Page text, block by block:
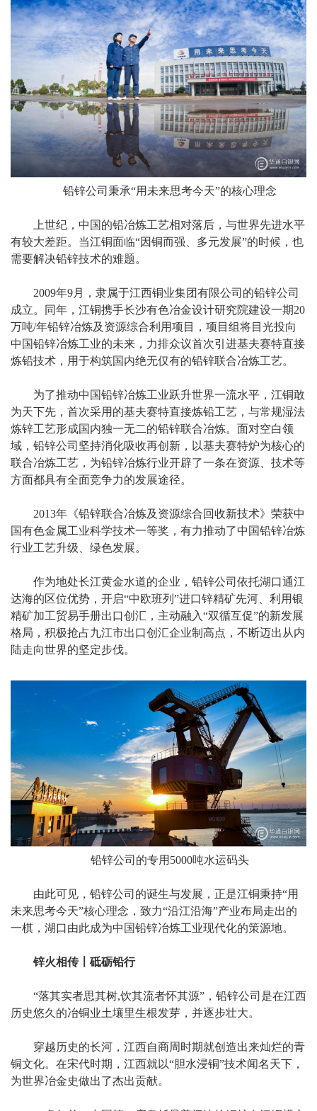
铅锌公司秉承“用未来思考今天”的核心理念
上世纪，中国的铅冶炼工艺相对落后，与世界先进水平
有较大差距。当江铜面临“因铜而强、多元发展”的时候，也
需要解决铅锌技术的难题。
2009年9月，隶属于江西铜业集团有限公司的铅锌公司
成立。同年，江铜携手长沙有色冶金设计研究院建设一期20
万吨/年铅锌冶炼及资源综合利用项目，项目组将目光投向
中国铅锌冶炼工业的未来，力排众议首次引进基夫赛特直接
炼铅技术，用于构筑国内绝无仅有的铅锌联合冶炼工艺。
为了推动中国铅锌冶炼工业跃升世界一流水平，江铜敢
为天下先，首次采用的基夫赛特直接炼铅工艺，与常规湿法
炼锌工艺形成国内独一无二的铅锌联合冶炼。面对空白领
域，铅锌公司坚持消化吸收再创新，以基夫赛特炉为核心的
联合冶炼工艺，为铅锌冶炼行业开辟了一条在资源、技术等
方面都具有全面竞争力的发展途径。
2013年《铅锌联合冶炼及资源综合回收新技术》荣获中
国有色金属工业科学技术一等奖，有力推动了中国铅锌冶炼
行业工艺升级、绿色发展。
作为地处长江黄金水道的企业，铅锌公司依托湖口通江
达海的区位优势，开启“中欧班列”进口锌精矿先河、利用银
精矿加工贸易手册出口创汇，主动融入“双循互促”的新发展
格局，积极抢占九江市出口创汇企业制高点，不断迈出从内
陆走向世界的坚定步伐。
铅锌公司的专用5000吨水运码头
由此可见，铅锌公司的诞生与发展，正是江铜秉持“用
未来思考今天”核心理念，致力“沿江沿海”产业布局走出的
一棋，湖口由此成为中国铅锌冶炼工业现代化的策源地。
锌火相传〡砥砺铅行
“落其实者思其树,饮其流者怀其源”，铅锌公司是在江西
历史悠久的冶铜业土壤里生根发芽，并逐步壮大。
穿越历史的长河，江西自商周时期就创造出来灿烂的青
铜文化。在宋代时期，江西就以“胆水浸铜”技术闻名天下，
为世界冶金史做出了杰出贡献。